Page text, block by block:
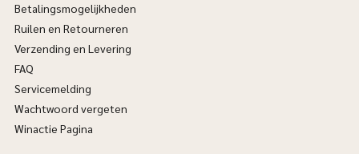
Betalingsmogelijkheden
Ruilen en Retourneren
Verzending en Levering
FAQ
Servicemelding
Wachtwoord vergeten
Winactie Pagina